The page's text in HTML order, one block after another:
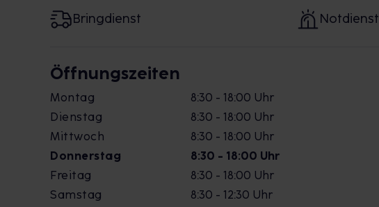
Bringdienst Notdienst
Öffnungszeiten
Montag
8:30 - 18:00 Uhr
Dienstag
8:30 - 18:00 Uhr
Mittwoch
8:30 - 18:00 Uhr
Donnerstag
8:30 - 18:00 Uhr
Freitag
8:30 - 18:00 Uhr
Samstag
8:30 - 12:30 Uhr